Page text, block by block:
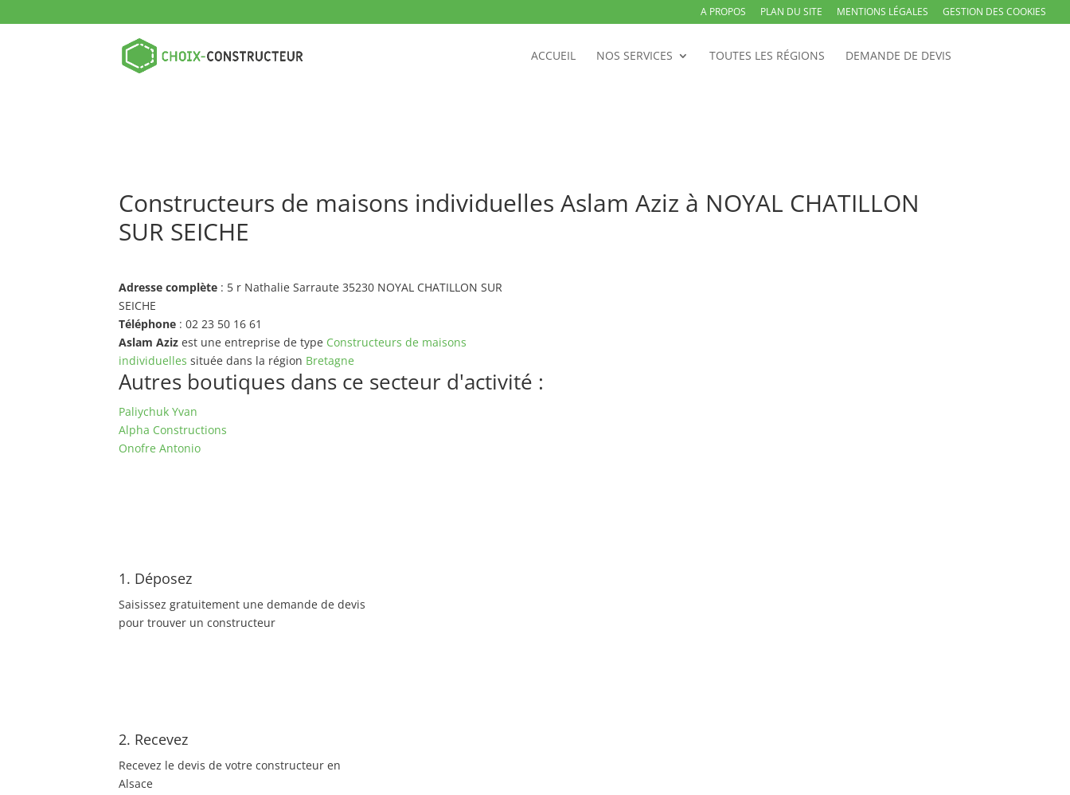
A PROPOS PLAN DU SITE MENTIONS LÉGALES GESTION DES COOKIES
ACCUEIL NOS SERVICES TOUTES LES RÉGIONS DEMANDE DE DEVIS
Constructeurs de maisons individuelles Aslam Aziz à NOYAL CHATILLON
SUR SEICHE
Adresse complète : 5 r Nathalie Sarraute 35230 NOYAL CHATILLON SUR
SEICHE
Téléphone : 02 23 50 16 61
Aslam Aziz est une entreprise de type Constructeurs de maisons
individuelles située dans la région Bretagne
Autres boutiques dans ce secteur d'activité :
Paliychuk Yvan
Alpha Constructions
Onofre Antonio
1. Déposez
Saisissez gratuitement une demande de devis
pour trouver un constructeur
2. Recevez
Recevez le devis de votre constructeur en
Alsace